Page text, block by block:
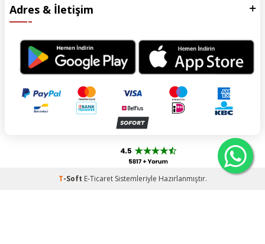
Adres & İletişim
T-Soft E-TicaretSistemleriyle Hazırlanmıştır.